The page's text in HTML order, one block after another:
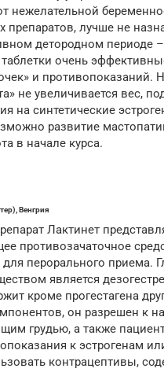
нежелательной
лучше не
детородном периоде
очень
и противопоказаний.
не увеличивается вес,
на синтетические
развитие
в начале курса.
Венгрия
Лактинет
противозачаточное
для перорального приема.
является
кроме прогестагена
он разрешен к
грудью, а также
к эстрогенам
контрацептивы,